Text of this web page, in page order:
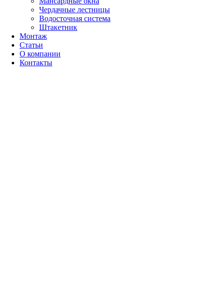
Чердачные лестницы
Водосточная система
Штакетник
Монтаж
Статьи
О компании
Контакты